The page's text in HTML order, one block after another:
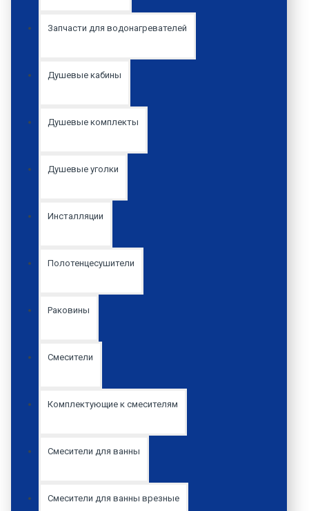
Запчасти для водонагревателей
Душевые кабины
Душевые комплекты
Душевые уголки
Инсталляции
Полотенцесушители
Раковины
Смесители
Комплектующие к смесителям
Смесители для ванны
Смесители для ванны врезные